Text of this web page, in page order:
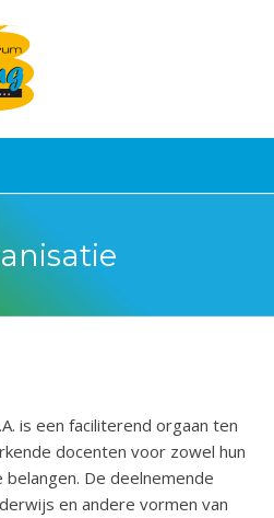
is een faciliterend orgaan ten
docenten voor zowel hun
De deelnemende
en andere vormen van